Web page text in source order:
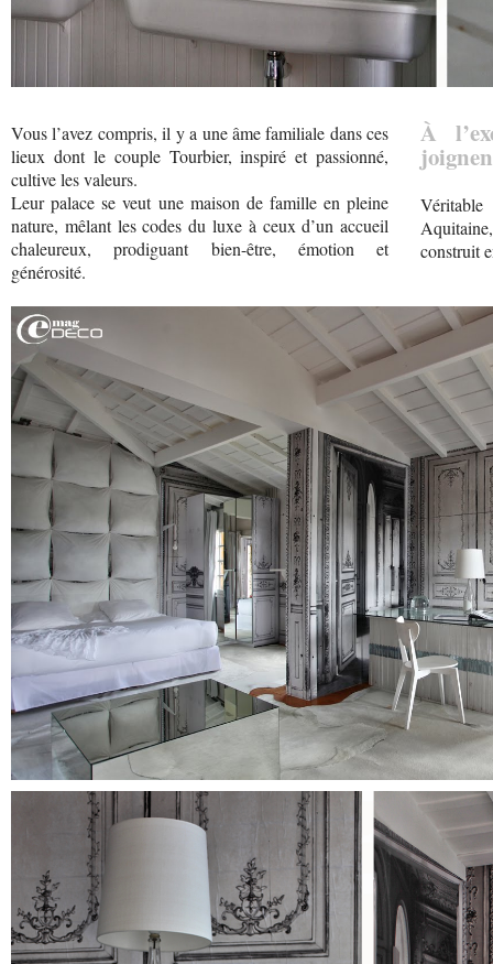
Vous l’avez compris, il y a une âme familiale dans ces
lieux dont le couple Tourbier, inspiré et passionné,
cultive les valeurs.
Leur palace se veut une maison de famille en pleine
nature, mêlant les codes du luxe à ceux d’un accueil
chaleureux, prodiguant bien-être, émotion et
générosité.
À
construit